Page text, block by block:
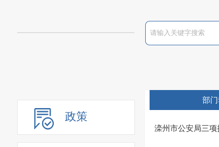
政策
部
滦州市公安局三